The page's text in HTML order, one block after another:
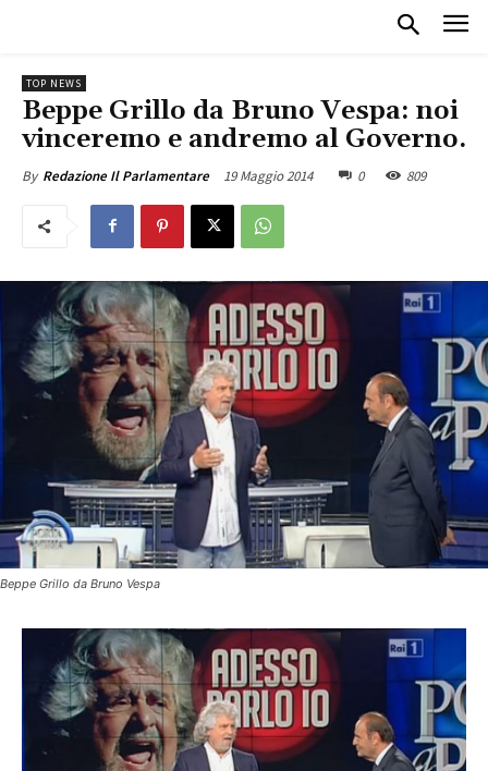
TOP NEWS
Beppe Grillo da Bruno Vespa: noi
vinceremo e andremo al Governo.
By Redazione Il Parlamentare 19 Maggio 2014 0 809
Beppe Grillo da Bruno Vespa